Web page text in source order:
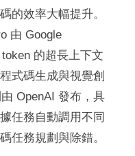
的效率大幅提升。
由 Google
的超長上下文
式碼生成與視覺創
OpenAI 發布，具
任務自動調用不同
任務規劃與除錯。